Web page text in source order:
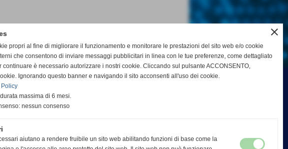
(LU)
(PI)
close
propri al fine di migliorare il funzionamento e monitorare le prestazioni del sito web e/o cookie
che consentono di inviare messaggi pubblicitari in linea con le tue preferenze, come dettagliato
continuare è necessario autorizzare i nostri cookie. Cliccando sul pulsante ACCONSENTO,
Ignorando questo banner e navigando il sito acconsenti all'uso dei cookie.
Policy
massima di 6 mesi.
nessun consenso
aiutano a rendere fruibile un sito web abilitando funzioni di base come la